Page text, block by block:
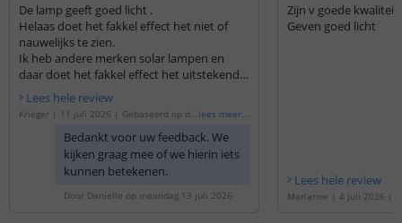
De lamp geeft goed licht .
Helaas doet het fakkel effect het niet of
nauwelijks te zien.
Ik heb andere merken solar lampen en
daar doet het fakkel effect het uitstekend.
Twee zitten nog in de doos. Dus hoe die
zijn weet ik niet.
Lees hele review
Krieger | 11 juli 2026 | Gebaseerd op de
rdeelset van 4 stuks'
lees meer...
Bedankt voor uw feedback. We
kijken graag mee of we hierin iets
kunnen betekenen.
Door Danielle op maandag 13 juli 2026
Zijn v goede kwaliteit
Geven goed licht
Lees hele review
Marianne | 4 juli 2026 |